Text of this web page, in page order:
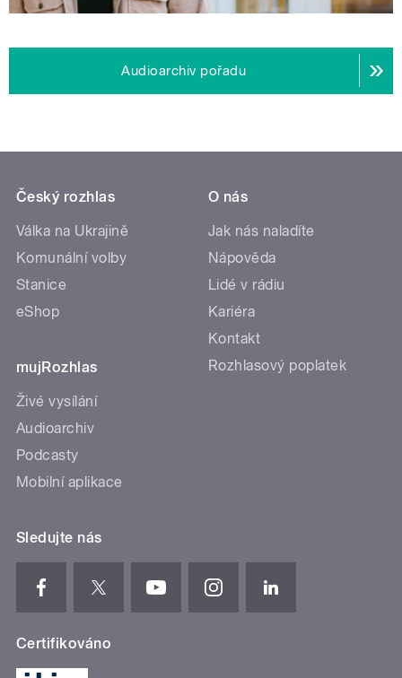
Audioarchiv pořadu
Český rozhlas
Válka na Ukrajině
Komunální volby
Stanice
eShop
mujRozhlas
Živé vysílání
Audioarchiv
Podcasty
Mobilní aplikace
O nás
Jak nás naladíte
Nápověda
Lidé v rádiu
Kariéra
Kontakt
Rozhlasový poplatek
Sledujte nás
Certifikováno